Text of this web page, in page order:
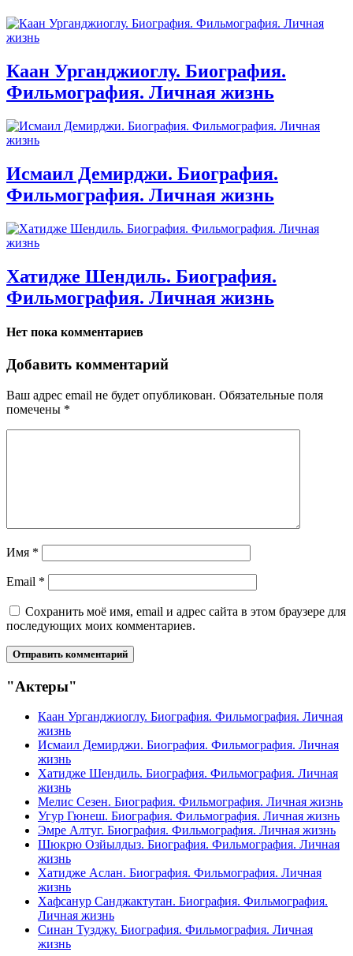
Каан Урганджиоглу. Биография.
Фильмография. Личная жизнь
Исмаил Демирджи. Биография.
Фильмография. Личная жизнь
Хатидже Шендиль. Биография.
Фильмография. Личная жизнь
Нет пока комментариев
Добавить комментарий
Ваш адрес email не будет опубликован. Обязательные поля
помечены *
Имя *
Email *
Сохранить моё имя, email и адрес сайта в этом браузере для
последующих моих комментариев.
"Актеры"
Каан Урганджиоглу. Биография. Фильмография. Личная
жизнь
Исмаил Демирджи. Биография. Фильмография. Личная
жизнь
Хатидже Шендиль. Биография. Фильмография. Личная
жизнь
Мелис Сезен. Биография. Фильмография. Личная жизнь
Угур Гюнеш. Биография. Фильмография. Личная жизнь
Эмре Алтуг. Биография. Фильмография. Личная жизнь
Шюкрю Озйылдыз. Биография. Фильмография. Личная
жизнь
Хатидже Аслан. Биография. Фильмография. Личная
жизнь
Хафсанур Санджактутан. Биография. Фильмография.
Личная жизнь
Синан Тузджу. Биография. Фильмография. Личная
жизнь